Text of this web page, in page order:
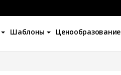
Шаблоны Ценообразование